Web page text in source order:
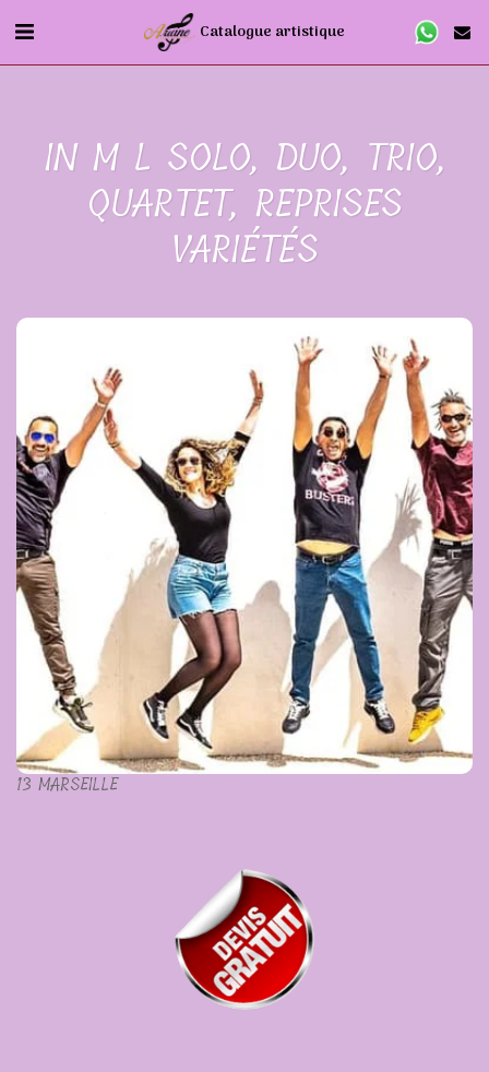
Catalogue artistique
IN M L SOLO, DUO, TRIO,
QUARTET, REPRISES
VARIÉTÉS
13 MARSEILLE